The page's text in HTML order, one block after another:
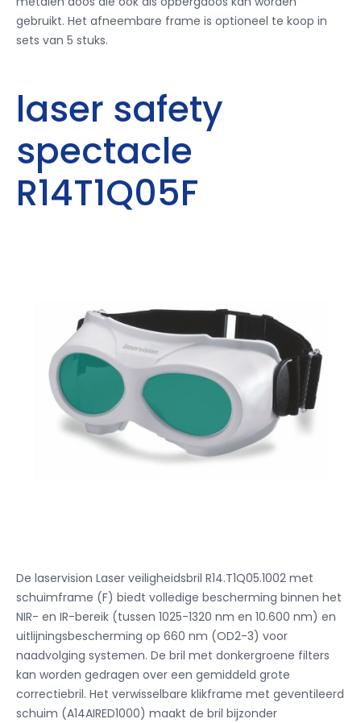
gebruikt. Het afneembare frame is optioneel te koop in
sets van 5 stuks.
laser safety
spectacle
R14T1Q05F
De laservision Laser veiligheidsbril R14.T1Q05.1002 met
schuimframe (F) biedt volledige bescherming binnen het
NIR- en IR-bereik (tussen 1025-1320 nm en 10.600 nm) en
uitlijningsbescherming op 660 nm (OD2-3) voor
naadvolging systemen. De bril met donkergroene filters
kan worden gedragen over een gemiddeld grote
correctiebril. Het verwisselbare klikframe met geventileerd
schuim (A14AIRED1000) maakt de bril bijzonder